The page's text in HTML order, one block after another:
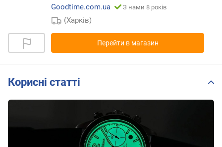
Goodtime.com.ua
З нами 8 років
(Харків)
Перейти в магазин
Корисні статті